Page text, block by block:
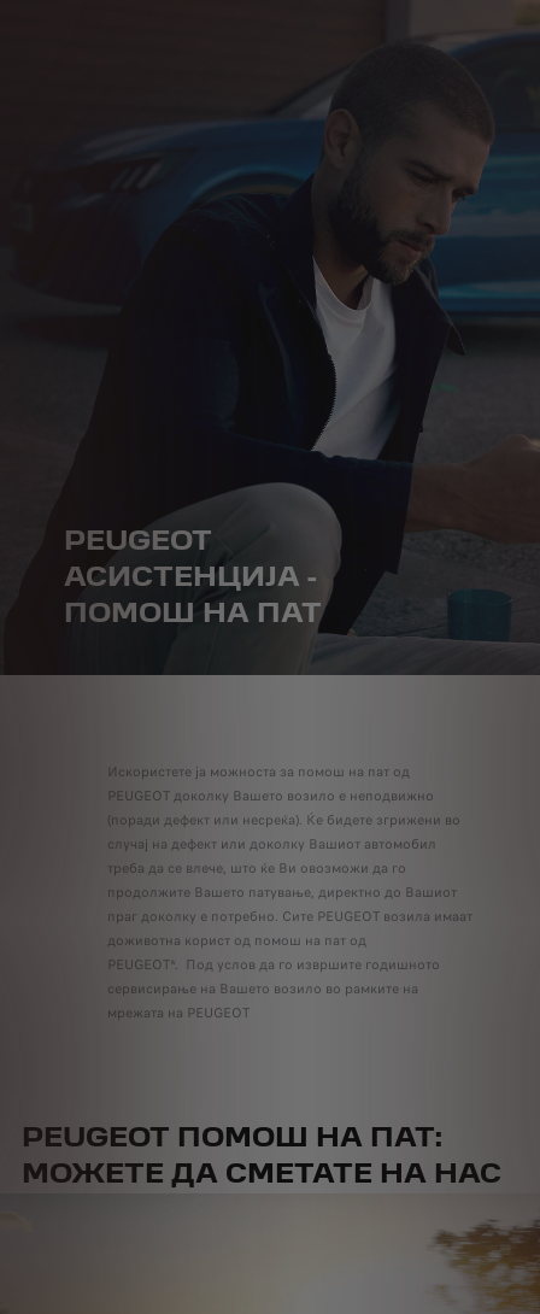
PEUGEOT
АСИСТЕНЦИЈА -
ПОМОШ НА ПАТ
Искористете ја можноста за помош на пат од
PEUGEOT доколку Вашето возило е неподвижно
(поради дефект или несреќа). Ќе бидете згрижени во
случај на дефект или доколку Вашиот автомобил
треба да се влече, што ќе Ви овозможи да го
продолжите Вашето патување, директно до Вашиот
праг доколку е потребно. Сите РEUGEOT возила имаат
доживотна корист од помош на пат од
PEUGEOT*. Под услов да го извршите годишното
сервисирање на Вашето возило во рамките на
мрежата на PEUGEOT
PEUGEOT ПОМОШ НА ПАТ:
МОЖЕТЕ ДА СМЕТАТЕ НА НАС